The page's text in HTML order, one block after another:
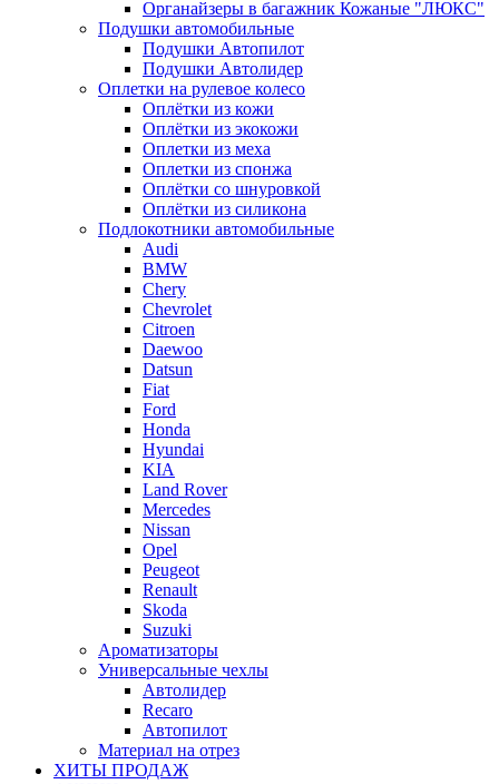
Органайзеры в багажник Кожаные "ЛЮКС"
Подушки автомобильные
Подушки Автопилот
Подушки Автолидер
Оплетки на рулевое колесо
Оплётки из кожи
Оплётки из экокожи
Оплетки из меха
Оплетки из спонжа
Оплётки со шнуровкой
Оплётки из силикона
Подлокотники автомобильные
Audi
BMW
Chery
Chevrolet
Citroen
Daewoo
Datsun
Fiat
Ford
Honda
Hyundai
KIA
Land Rover
Mercedes
Nissan
Opel
Peugeot
Renault
Skoda
Suzuki
Ароматизаторы
Универсальные чехлы
Автолидер
Recaro
Автопилот
Материал на отрез
ХИТЫ ПРОДАЖ